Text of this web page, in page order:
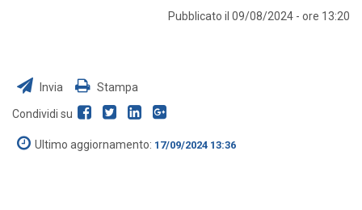
Pubblicato il 09/08/2024 - ore 13:20
Invia Stampa
Condividi su
Ultimo aggiornamento: 17/09/2024 13:36